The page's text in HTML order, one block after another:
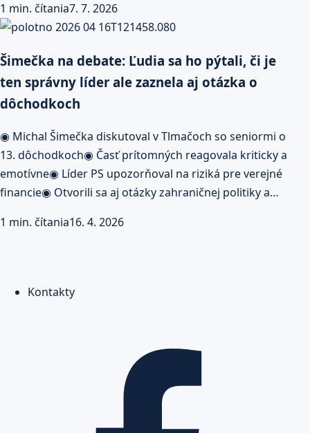
1 min. čítania7. 7. 2026
Šimečka na debate: Ľudia sa ho pýtali, či je
ten správny líder ale zaznela aj otázka o
dôchodkoch
◉ Michal Šimečka diskutoval v Tlmačoch so seniormi o
13. dôchodkoch◉ Časť prítomných reagovala kriticky a
emotívne◉ Líder PS upozorňoval na riziká pre verejné
financie◉ Otvorili sa aj otázky zahraničnej politiky a…
1 min. čítania16. 4. 2026
Kontakty